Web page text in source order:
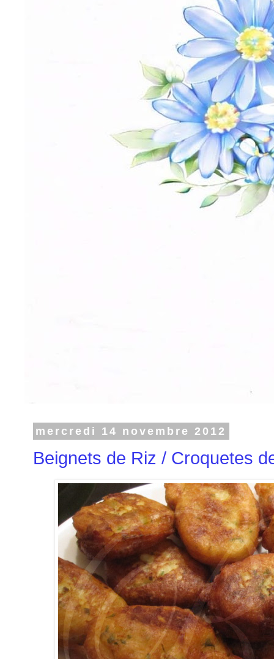
mercredi 14 novembre 2012
Beignets de Riz / Croquetes